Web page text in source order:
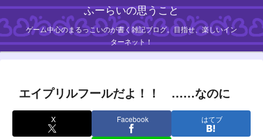
ふーらいの思うこと
ゲーム中心のまるっこいのが書く雑記ブログ。目指せ、楽しいイン
ターネット！
エイプリルフールだよ！！ ……なのに
X Facebook はてブ